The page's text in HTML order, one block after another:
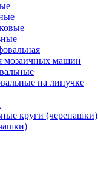
мозаичных машин
на липучке
круги (черепашки)